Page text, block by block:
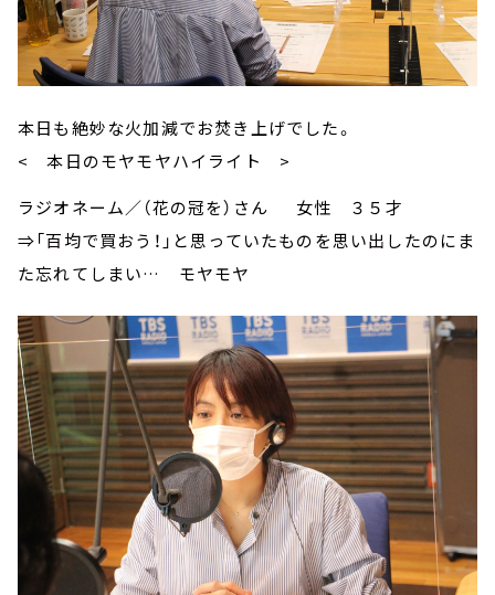
本日も絶妙な火加減でお焚き上げでした。
< 本日のモヤモヤハイライト >
ラジオネーム／（花の冠を）さん 女性 ３５才
⇒「百均で買おう！」と思っていたものを思い出したのにま
た忘れてしまい… モヤモヤ